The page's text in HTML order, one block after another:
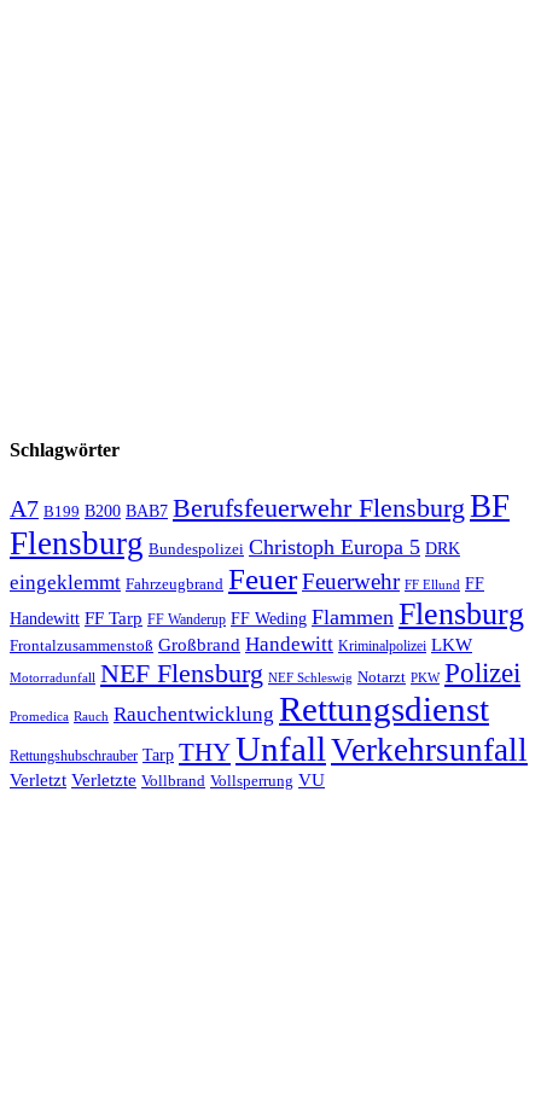
Schlagwörter
A7 B199 B200 BAB7 Berufsfeuerwehr Flensburg BF
Flensburg Bundespolizei Christoph Europa 5 DRK
eingeklemmt Fahrzeugbrand FeuerFeuerwehr FF Ellund FF
Handewitt FF Tarp FF Wanderup FF Weding Flammen Flensburg
Frontalzusammenstoß Großbrand Handewitt Kriminalpolizei LKW
Motorradunfall NEF Flensburg NEF Schleswig Notarzt PKW Polizei
Promedica Rauch Rauchentwicklung Rettungsdienst
Rettungshubschrauber Tarp THYUnfall Verkehrsunfall
Verletzt Verletzte Vollbrand Vollsperrung VU